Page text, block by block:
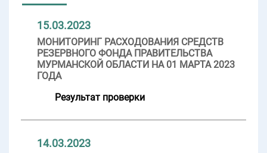
15.03.2023
МОНИТОРИНГ РАСХОДОВАНИЯ СРЕДСТВ
РЕЗЕРВНОГО ФОНДА ПРАВИТЕЛЬСТВА
МУРМАНСКОЙ ОБЛАСТИ НА 01 МАРТА 2023
ГОДА
Результат проверки
14.03.2023